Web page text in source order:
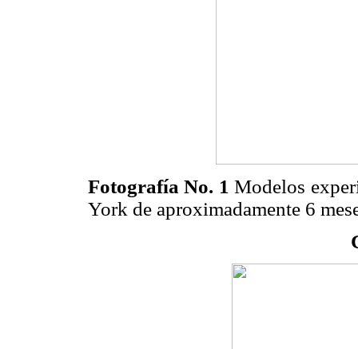
Fotografía No. 1Modelos
York de aproximadamente 6